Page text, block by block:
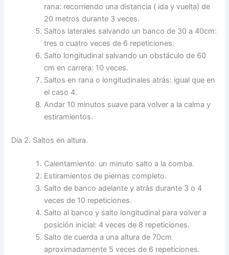
rana: recorriendo una distancia ( ida y vuelta) de
20 metros durante 3 veces.
Saltos laterales salvando un banco de 30 a 40cm:
tres o cuatro veces de 6 repeticiones.
Salto longitudinal salvando un obstáculo de 60
cm en carrera: 10 veces.
Saltos en rana o longitudinales atrás: igual que en
el caso 4.
Andar 10 minutos suave para volver a la calma y
estiramientos.
Día 2. Saltos en altura.
Calentamiento: un minuto salto a la comba.
Estiramientos de piernas completo.
Salto de banco adelante y atrás durante 3 o 4
veces de 10 repeticiones.
Salto al banco y salto longitudinal para volver a
posición inicial: 4 veces de 8 repeticiones.
Salto de cuerda a una altura de 70cm
aproximadamente 5 veces de 6 repeticiones.